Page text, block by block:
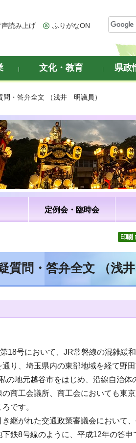
声読み上げ ふりがなON
文化・教育 県政
問・答弁全文 （浅井 明議員）
定例会・臨時会
質問・答弁全文 （浅
18号において、JR常磐線の混雑緩
り、埼玉県内の東部地域を経て野
の地元越谷市をはじめ、沿線自治
商工会議所、商工会においても東
です。
継がれた交通政策審議会において
鉄8号線のように、平成12年の答